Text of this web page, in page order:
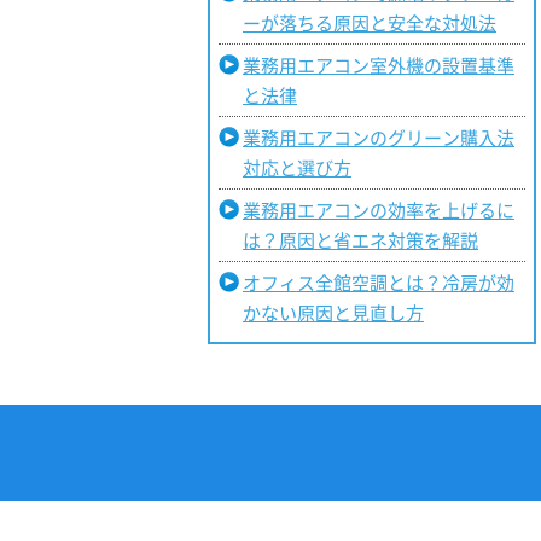
ーが落ちる原因と安全な対処法
業務用エアコン室外機の設置基準
と法律
業務用エアコンのグリーン購入法
対応と選び方
業務用エアコンの効率を上げるに
は？原因と省エネ対策を解説
オフィス全館空調とは？冷房が効
かない原因と見直し方